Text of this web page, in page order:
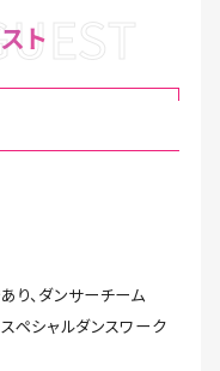
ト
り、ダンサーチーム
シャルダンスワーク